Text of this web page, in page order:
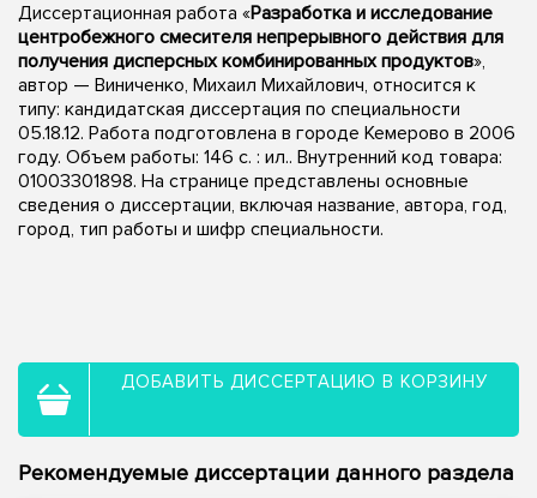
Диссертационная работа «Разработка и исследование
центробежного смесителя непрерывного действия для
получения дисперсных комбинированных продуктов»,
автор — Виниченко, Михаил Михайлович, относится к
типу: кандидатская диссертация по специальности
05.18.12. Работа подготовлена в городе Кемерово в 2006
году. Объем работы: 146 с. : ил.. Внутренний код товара:
01003301898. На странице представлены основные
сведения о диссертации, включая название, автора, год,
город, тип работы и шифр специальности.
ДОБАВИТЬ ДИССЕРТАЦИЮ В КОРЗИНУ
Рекомендуемые диссертации данного раздела